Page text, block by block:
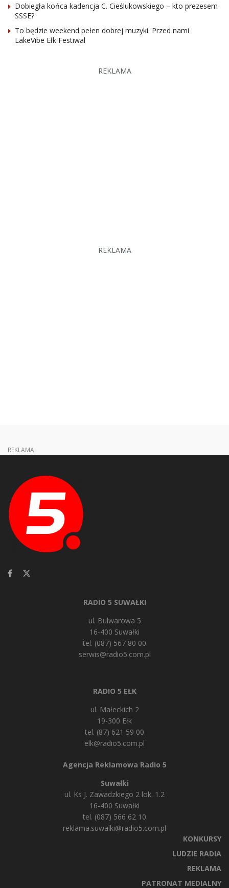
Dobiegła końca kadencja C. Cieślukowskiego – kto prezesem
SSSE?
To będzie weekend pełen dobrej muzyki. Przed nami
LakeVibe Ełk Festiwal
REKLAMA
REKLAMA
REKLAMA
RADIO 5 SUWAŁKI
ul. Bulwarowa 5
16-400 Suwałki
tel. (087) 567 80 00
serwis@radio5.com.pl
RADIO 5 EŁK
ul. Małeckich 2
19-300 Ełk
tel. (87) 621 59 00
elk@radio5.com.pl
Agencja Reklamowa Radio 5
Suwałki
ul. Ks J. Zawadzkiego 2 lok. 1.2
16-400 Suwałki
tel. (087) 566 62 10
reklama.suwalki@radio5.com.pl
KONKURSY
LUDZIE RADIA
REKLAMA
PATRONAT MEDIALNY